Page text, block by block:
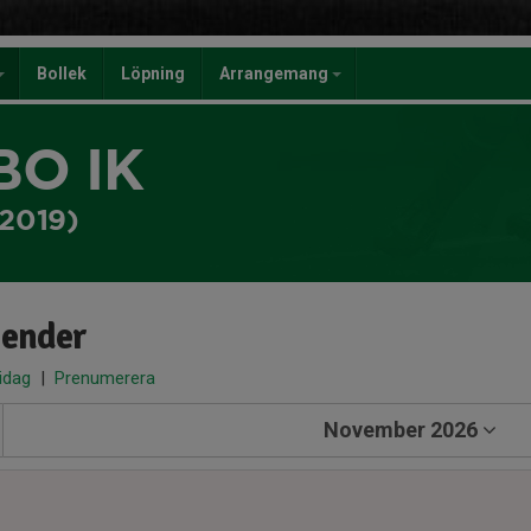
Bollek Löpning Arrangemang
IK
| Prenumerera
November 2026